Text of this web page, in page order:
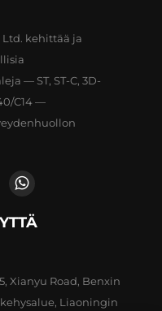
Ltd. kehittää ja
— ST, ST-C, 3D-
C14 —
Xianyu Road, Benxin
Liaoningin